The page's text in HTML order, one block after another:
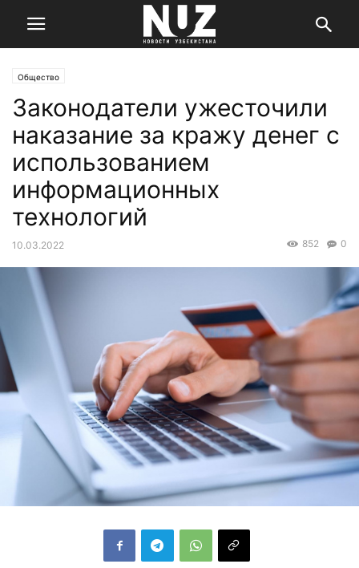
Общество
Законодатели ужесточили
наказание за кражу денег с
использованием
информационных
технологий
10.03.2022 0
852